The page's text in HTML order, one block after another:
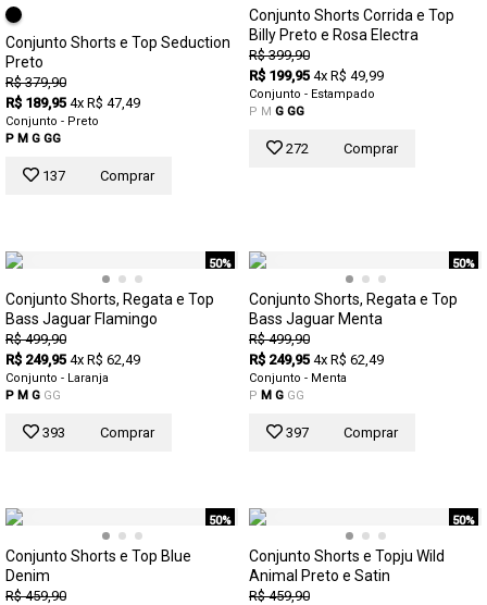
Conjunto Shorts e Top Seduction
Preto
R$ 379,90
R$ 189,95 4x R$ 47,49
Conjunto - Preto
P M G GG
137 Comprar
Conjunto Shorts Corrida e Top
Billy Preto e Rosa Electra
R$ 399,90
R$ 199,95 4x R$ 49,99
Conjunto - Estampado
P M G GG
272 Comprar
50%
Conjunto Shorts, Regata e Top
Bass Jaguar Flamingo
R$ 499,90
R$ 249,95 4x R$ 62,49
Conjunto - Laranja
P M G GG
393 Comprar
50%
Conjunto Shorts, Regata e Top
Bass Jaguar Menta
R$ 499,90
R$ 249,95 4x R$ 62,49
Conjunto - Menta
P M G GG
397 Comprar
50%
Conjunto Shorts e Top Blue
Denim
R$ 459,90
50%
Conjunto Shorts e Topju Wild
Animal Preto e Satin
R$ 459,90